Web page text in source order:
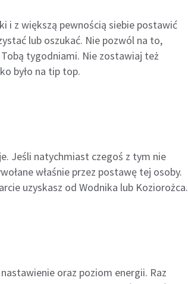
i z większą pewnością siebie postawić
lub oszukać. Nie pozwól na to,
tygodniami. Nie zostawiaj też
było na tip top.
Jeśli natychmiast czegoś z tym nie
właśnie przez postawę tej osoby.
uzyskasz od Wodnika lub Koziorożca.
oraz poziom energii. Raz